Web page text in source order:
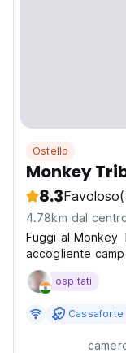
Ostello
Monkey
8.3Favoloso
4.78km dal
Fuggi al Monkey
accogliente
mozzafiato di
nostro ostello
ospitati